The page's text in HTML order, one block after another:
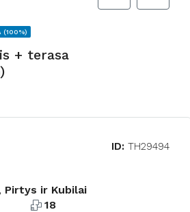
(100%)
+ terasa
ID: TH29494
Pirtys ir Kubilai
18